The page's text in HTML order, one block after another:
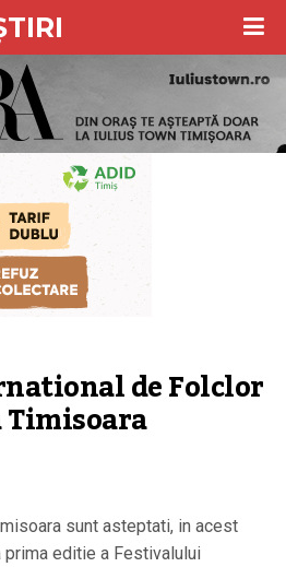
de Folclor
sunt asteptati, in acest
editie a Festivalului